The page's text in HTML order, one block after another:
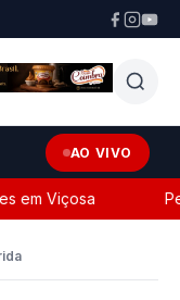
AO VIVO
Viçosa